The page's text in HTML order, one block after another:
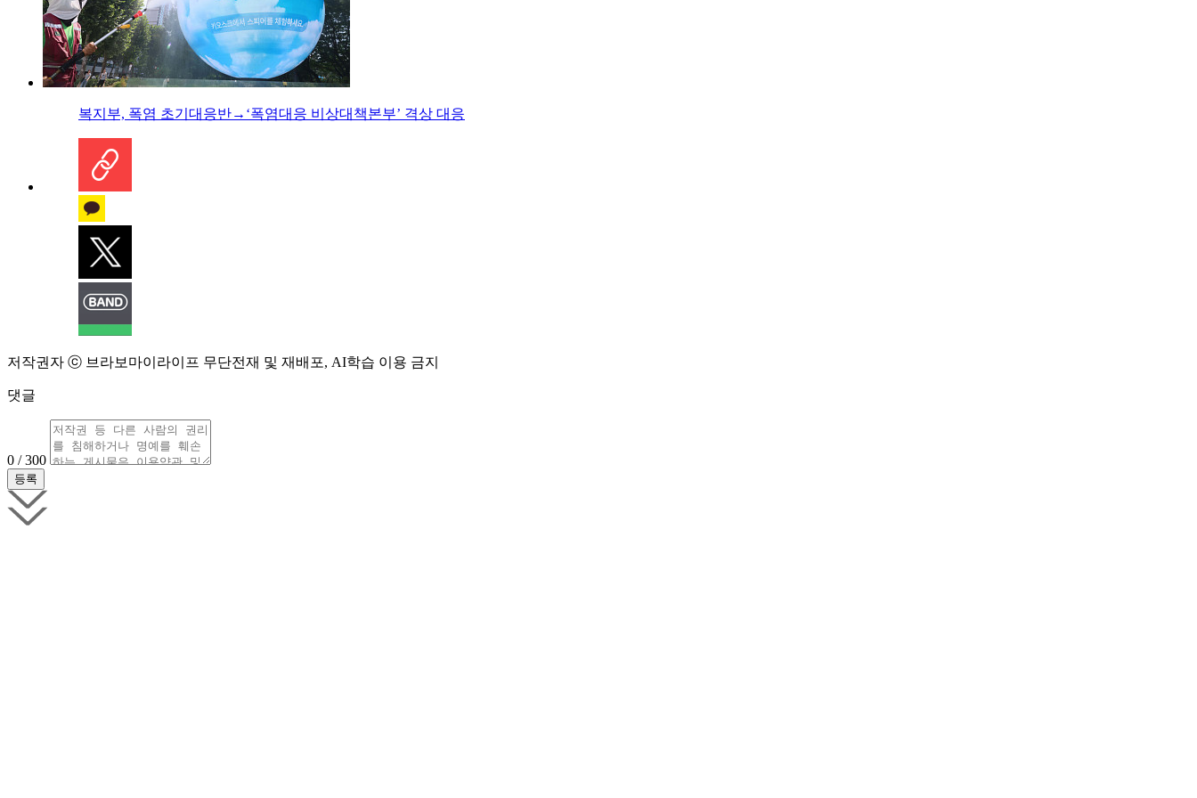
복지부, 폭염 초기대응반→‘폭염대응 비상대책본부’ 격상 대응
저작권자 ⓒ 브라보마이라이프 무단전재 및 재배포, AI학습 이용 금지
댓글
0 / 300